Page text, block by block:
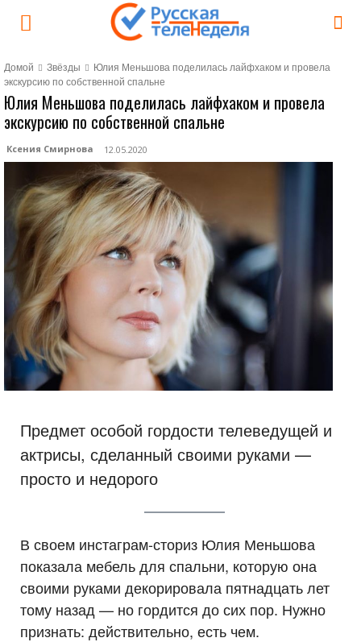
Домой Звёзды
Юлия Меньшова поделилась лайфхаком и провела
экскурсию по собственной спальне
Юлия Меньшова поделилась лайфхаком и провела
экскурсию по собственной спальне
Ксения Смирнова 12.05.2020
Предмет особой гордости телеведущей и
актрисы, сделанный своими руками —
просто и недорого
В своем инстаграм-сториз Юлия Меньшова
показала мебель для спальни, которую она
своими руками декорировала пятнадцать лет
тому назад — но гордится до сих пор. Нужно
признать: действительно, есть чем.